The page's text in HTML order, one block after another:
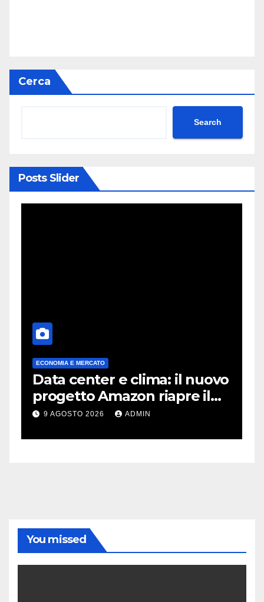
Cerca
Search
Posts Slider
ECONOMIA E MERCATO
Data center e clima: il nuovo
progetto Amazon riapre il
dibattito sulle emissioni
9 AGOSTO 2026 ADMIN
You missed